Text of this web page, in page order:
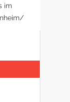
im